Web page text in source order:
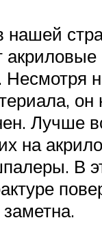
нашей
он
Лучше
на
В
заметна.